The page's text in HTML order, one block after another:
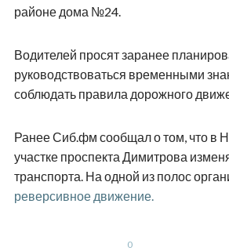
районе дома №24.
Водителей просят заранее
руководствоваться временными
соблюдать правила дорожного
Ранее Сиб.фм сообщал о том, что в
участке проспекта Димитрова
транспорта. На одной из полос
реверсивное движение.
0